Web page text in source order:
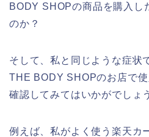
BODY SHOPの商品を購入し
のか？
そして、私と同じような症状
THE BODY SHOPのお店で
確認してみてはいかがでしょ
例えば、私がよく使う楽天カ